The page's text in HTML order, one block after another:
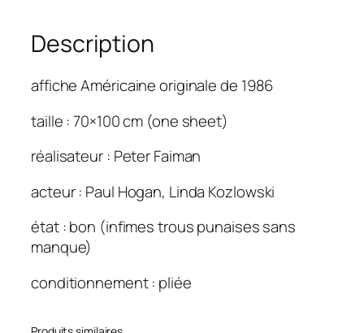
e
C
r
o
c
d
l
e
d
n
e
Description
affiche Américaine originale de 1986
taille : 70×100 cm (one sheet)
réalisateur : Peter Faiman
acteur : Paul Hogan, Linda Kozlowski
état : bon (infimes trous punaises sans
manque)
conditionnement : pliée